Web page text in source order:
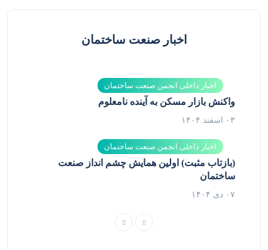
اخبار صنعت ساختمان
اخبار داخلی انجمن صنعت ساختمان
واکنش بازار مسکن به آینده نامعلوم
۰۳ اسفند ۱۴۰۴
اخبار داخلی انجمن صنعت ساختمان
(بازتاب مثبت) اولین همایش چشم انداز صنعت
ساختمان
۰۷ دی ۱۴۰۴